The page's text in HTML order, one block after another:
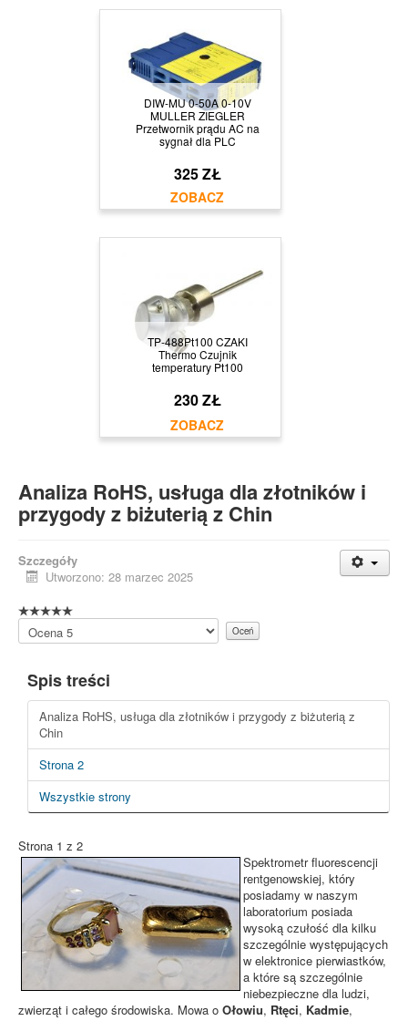
DIW-MU 0-50A 0-10V
MULLER ZIEGLER
Przetwornik prądu AC na
sygnał dla PLC
325 ZŁ
TP-488Pt100 CZAKI
Thermo Czujnik
temperatury Pt100
230 ZŁ
Analiza RoHS, usługa dla złotników i
przygody z biżuterią z Chin
Szczegóły
Utworzono: 28 marzec 2025
Proszę,
oceń
Spis treści
Analiza RoHS, usługa dla złotników i przygody z biżuterią z
Chin
Strona 2
Wszystkie strony
Strona 1 z 2
Spektrometr fluorescencji
rentgenowskiej, który
posiadamy w naszym
laboratorium posiada
wysoką czułość dla kilku
szczególnie występujących
w elektronice pierwiastków,
a które są szczególnie
niebezpieczne dla ludzi,
zwierząt i całego środowiska. Mowa o Ołowiu, Rtęci, Kadmie,